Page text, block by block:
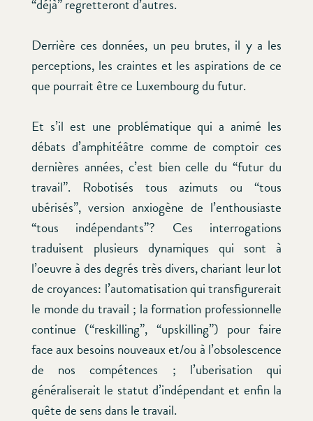
“déjà” regretteront d’autres.
Derrière ces données, un peu brutes, il y a les
perceptions, les craintes et les aspirations de ce
que pourrait être ce Luxembourg du futur.
Et s’il est une problématique qui a animé les
débats d’amphitéâtre comme de comptoir ces
dernières années, c’est bien celle du “futur du
travail”. Robotisés tous azimuts ou “tous
ubérisés”, version anxiogène de l’enthousiaste
“tous indépendants”? Ces interrogations
traduisent plusieurs dynamiques qui sont à
l’oeuvre à des degrés très divers, chariant leur lot
de croyances: l’automatisation qui transfigurerait
le monde du travail ; la formation professionnelle
continue (“reskilling”, “upskilling”) pour faire
face aux besoins nouveaux et/ou à l’obsolescence
de nos compétences ; l’uberisation qui
généraliserait le statut d’indépendant et enfin la
quête de sens dans le travail.